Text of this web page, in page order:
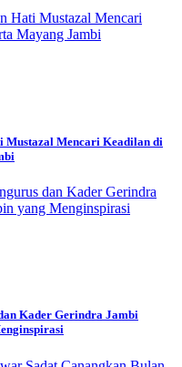
Mustazal Mencari Keadilan di
Kader Gerindra Jambi